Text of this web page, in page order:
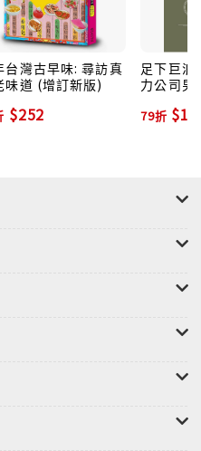
台灣古早味: 尋訪真
味道 (增訂新版)
$252
足下巨浪
力公司男
79折